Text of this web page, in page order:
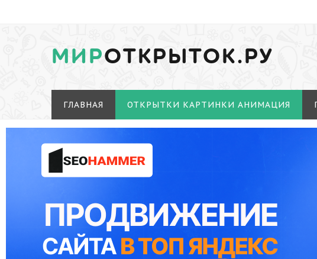
МИРОТКРЫТОК.РУ
ГЛАВНАЯ ОТКРЫТКИ КАРТИНКИ АНИМАЦИЯ